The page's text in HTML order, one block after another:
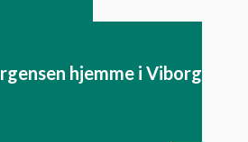
hjemme i Viborg